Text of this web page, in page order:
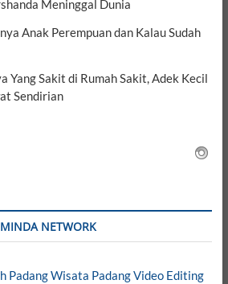
Meninggal Dunia
Anak Perempuan dan Kalau Sudah
Yang Sakit di Rumah Sakit, Adek Kecil
Sendirian
MINDA NETWORK
PadangWisata PadangVideo Editing